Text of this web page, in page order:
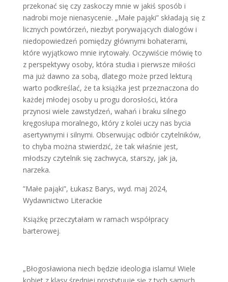
przekonać się czy zaskoczy mnie w jakiś sposób i
nadrobi moje nienasycenie. „Małe pająki” składają się z
licznych powtórzeń, niezbyt porywających dialogów i
niedopowiedzeń pomiędzy głównymi bohaterami,
które wyjątkowo mnie irytowały. Oczywiście mówię to
z perspektywy osoby, która studia i pierwsze miłości
ma już dawno za sobą, dlatego może przed lekturą
warto podkreślać, że ta książka jest przeznaczona do
każdej młodej osoby u progu dorosłości, która
przynosi wiele zawstydzeń, wahań i braku silnego
kręgosłupa moralnego, który z kolei uczy nas bycia
asertywnymi i silnymi. Obserwując odbiór czytelników,
to chyba można stwierdzić, że tak właśnie jest,
młodszy czytelnik się zachwyca, starszy, jak ja,
narzeka.
”Małe pająki”, Łukasz Barys, wyd. maj 2024,
Wydawnictwo Literackie
Książkę przeczytałam w ramach współpracy
barterowej.
„Błogosławiona niech będzie ideologia islamu! Wiele
kobiet z klasy średniej prostytuuje się z tych samych